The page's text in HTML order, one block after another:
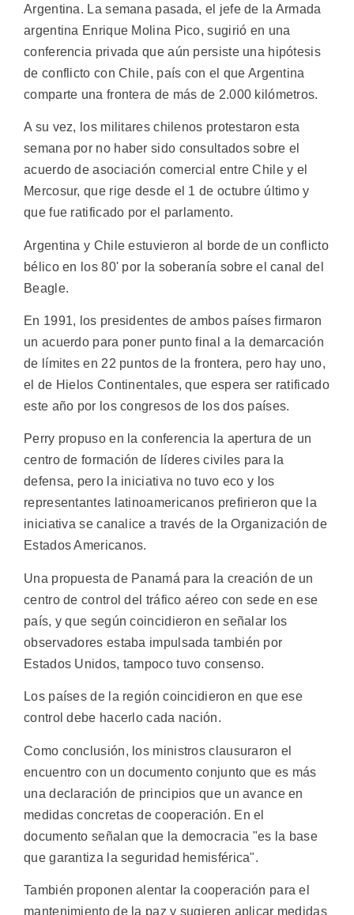
Argentina. La semana pasada, el jefe de la Armada
argentina Enrique Molina Pico, sugirió en una
conferencia privada que aún persiste una hipótesis
de conflicto con Chile, país con el que Argentina
comparte una frontera de más de 2.000 kilómetros.
A su vez, los militares chilenos protestaron esta
semana por no haber sido consultados sobre el
acuerdo de asociación comercial entre Chile y el
Mercosur, que rige desde el 1 de octubre último y
que fue ratificado por el parlamento.
Argentina y Chile estuvieron al borde de un conflicto
bélico en los 80' por la soberanía sobre el canal del
Beagle.
En 1991, los presidentes de ambos países firmaron
un acuerdo para poner punto final a la demarcación
de límites en 22 puntos de la frontera, pero hay uno,
el de Hielos Continentales, que espera ser ratificado
este año por los congresos de los dos países.
Perry propuso en la conferencia la apertura de un
centro de formación de líderes civiles para la
defensa, pero la iniciativa no tuvo eco y los
representantes latinoamericanos prefirieron que la
iniciativa se canalice a través de la Organización de
Estados Americanos.
Una propuesta de Panamá para la creación de un
centro de control del tráfico aéreo con sede en ese
país, y que según coincidieron en señalar los
observadores estaba impulsada también por
Estados Unidos, tampoco tuvo consenso.
Los países de la región coincidieron en que ese
control debe hacerlo cada nación.
Como conclusión, los ministros clausuraron el
encuentro con un documento conjunto que es más
una declaración de principios que un avance en
medidas concretas de cooperación. En el
documento señalan que la democracia "es la base
que garantiza la seguridad hemisférica".
También proponen alentar la cooperación para el
mantenimiento de la paz y sugieren aplicar medidas